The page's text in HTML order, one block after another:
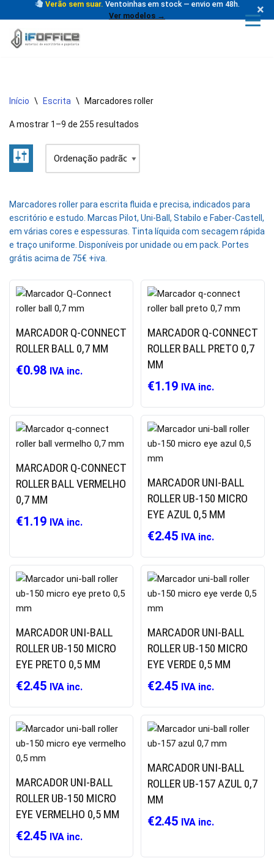
Verão sem suar. Ventoinhas em stock — envio em 48h.
Ver modelos →
×
conteúdo
Início \ Escrita \ Marcadores roller
A mostrar 1–9 de 255 resultados
Marcadores roller para escrita fluida e precisa, indicados para
escritório e estudo. Marcas Pilot, Uni-Ball, Stabilo e Faber-Castell,
em várias cores e espessuras. Tinta líquida com secagem rápida
e traço uniforme. Disponíveis por unidade ou em pack. Portes
grátis acima de 75€ +iva.
MARCADOR Q-CONNECT
ROLLER BALL 0,7 MM
€0.98 IVA inc.
MARCADOR Q-CONNECT
ROLLER BALL PRETO 0,7
MM
€1.19 IVA inc.
MARCADOR Q-CONNECT
ROLLER BALL VERMELHO
0,7 MM
€1.19 IVA inc.
MARCADOR UNI-BALL
ROLLER UB-150 MICRO
EYE AZUL 0,5 MM
€2.45 IVA inc.
MARCADOR UNI-BALL
ROLLER UB-150 MICRO
EYE PRETO 0,5 MM
€2.45 IVA inc.
MARCADOR UNI-BALL
ROLLER UB-150 MICRO
EYE VERDE 0,5 MM
€2.45 IVA inc.
MARCADOR UNI-BALL
ROLLER UB-150 MICRO
EYE VERMELHO 0,5 MM
€2.45 IVA inc.
MARCADOR UNI-BALL
ROLLER UB-157 AZUL 0,7
MM
€2.45 IVA inc.